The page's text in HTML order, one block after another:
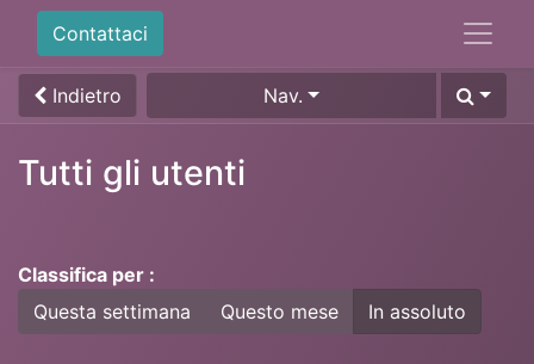
Contattaci
Indietro Nav.
Tutti gli utenti
Classifica per :
Questa settimana
Questo mese In assoluto